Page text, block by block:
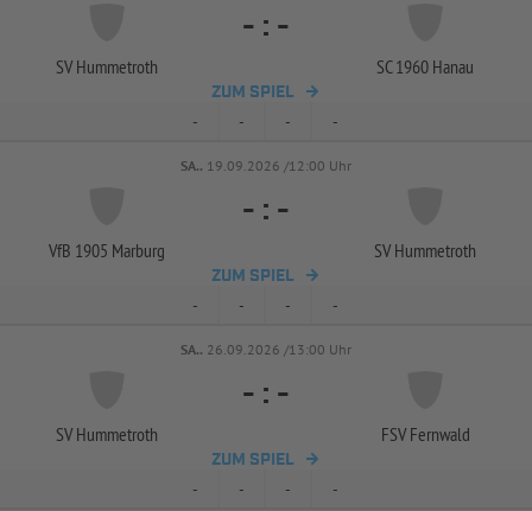
SV Hummetroth
- : -
SC 1960 Hanau
ZUM SPIEL
- - - -
SA.. 19.09.2026 /12:00 Uhr
VfB 1905 Marburg
- : -
SV Hummetroth
ZUM SPIEL
- - - -
SA.. 26.09.2026 /13:00 Uhr
SV Hummetroth
- : -
FSV Fernwald
ZUM SPIEL
- - - -